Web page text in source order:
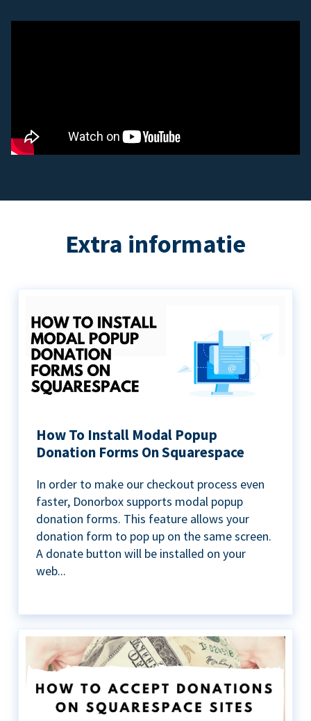
Extra informatie
How To Install Modal Popup
Donation Forms On Squarespace
In order to make our checkout process even
faster, Donorbox supports modal popup
donation forms. This feature allows your
donation form to pop up on the same screen.
A donate button will be installed on your
web...